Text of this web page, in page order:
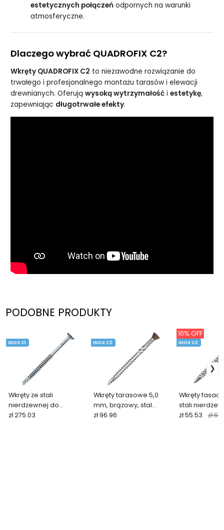
estetycznych połączeń odpornych na warunki
atmosferyczne.
Dlaczego wybrać QUADROFIX C2?
Wkręty QUADROFIX C2 to niezawodne rozwiązanie do
trwałego i profesjonalnego montażu tarasów i elewacji
drewnianych. Oferująwysoką wytrzymałość iestetykę,
zapewniając długotrwałe efekty.
PODOBNE PRODUKTY
Wkręty ze stali
nierdzewnej do
konstrukcji stalowych
INOX C1
zł 275.03
Wkręty tarasowe 5,0
mm, brązowy, stal
nierdzewna C2, TORX
INOX C2
zł 96.96
Wkręty
stali
mm (200 szt.
INOX C2
10% OFF
zł 55.53 zł